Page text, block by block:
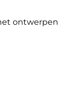
ontwerpen